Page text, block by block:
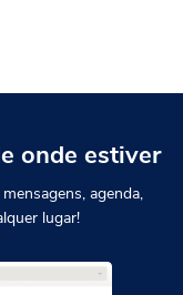
onde estiver
agenda,
lugar!